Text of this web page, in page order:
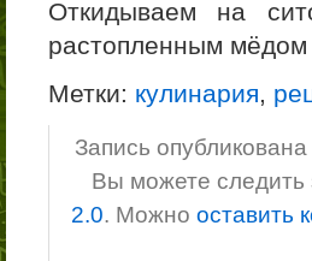
Откидываем на
растопленным мёдом
Метки: кулинария,
Запись
Вы можете
2.0. Можно оставить